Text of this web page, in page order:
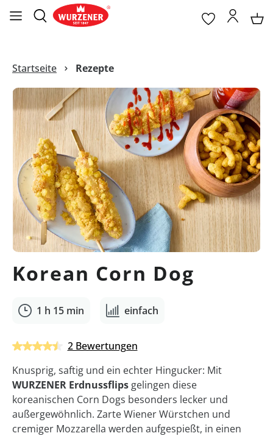
Startseite
Rezepte
Bildergalerie überspringen
Korean Corn Dog
1 h 15 min einfach
Durchschnittliche Bewertung von 4.5 von 5 Sternen
2 Bewertungen
Knusprig, saftig und ein echter Hingucker: Mit
WURZENER Erdnussflips gelingen diese
koreanischen Corn Dogs besonders lecker und
außergewöhnlich. Zarte Wiener Würstchen und
cremiger Mozzarella werden aufgespießt, in einen